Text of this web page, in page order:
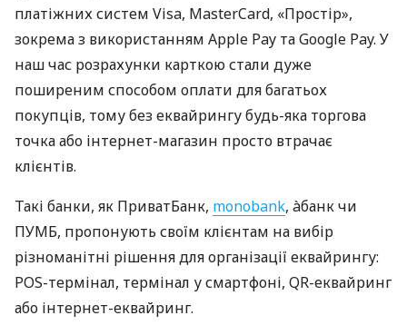
платіжних систем Visa, MasterCard, «Простір»,
зокрема з використанням Apple Pay та Google Pay. У
наш час розрахунки карткою стали дуже
поширеним способом оплати для багатьох
покупців, тому без еквайрингу будь-яка торгова
точка або інтернет-магазин просто втрачає
клієнтів.
Такі банки, як ПриватБанк, monobank, àбанк чи
ПУМБ, пропонують своїм клієнтам на вибір
різноманітні рішення для організації еквайрингу:
POS-термінал, термінал у смартфоні, QR-еквайринг
або інтернет-еквайринг.